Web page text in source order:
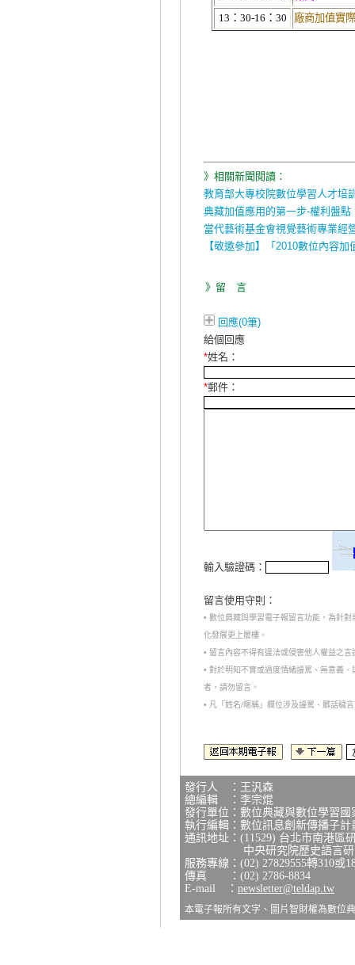
13 ： 30-16 ： 30 廠商加值實
》相關新聞閱讀：
教育部大專校院數位學習人才培
典藏加值應用的第一步-權利盤點
當代藝術基金會視覺藝術專業經
【敬邀參加】「2010數位內容加
》留 言
回應(0筆)
給個回應
*姓名：
*郵件：
輸入驗證碼：
留言使用守則：
• 數位典藏與學習電子報留言功能，為針
化發展更上層樓。
• 留言內容不得有違法或侵害他人權益之
• 對於明知不實或過度情緒謾罵、無意義
者，請勿留言。
• 凡「姓名/暱稱」欄位涉及謾罵、髒話穢
發行人 ：王汎森
總編輯 ：李宗焜
發行單位：數位典藏與數位學習
執行編輯：數位訊息創新傳播子計
通訊地址：(11529) 台北市南港區
中央研究院歷史語言研究
服務專線：(02) 27829555轉310或
傳真 ：(02) 2786-8834
E-mail ： newsletter@teldap.tw
本電子報所有文字、圖片智財權為數位